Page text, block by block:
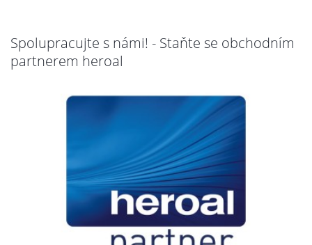
Spolupracujte s námi! - Staňte se obchodním
partnerem heroal